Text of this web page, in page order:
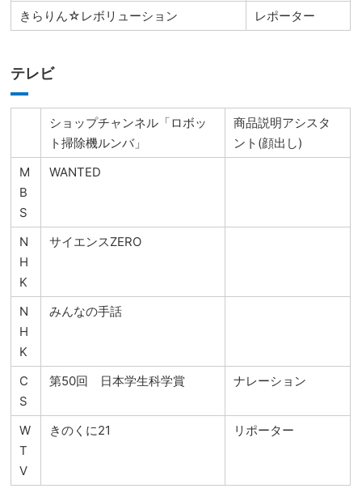
きらりん☆レボリューション
レポーター
テレビ
ショップチャンネル「ロボッ
ト掃除機ルンバ」
商品説明アシスタ
ント(顔出し)
M
B
S
WANTED
N
H
K
サイエンスZERO
N
H
K
みんなの手話
C
S
第50回 日本学生科学賞 ナレーション
W
T
V
きのくに21 リポーター